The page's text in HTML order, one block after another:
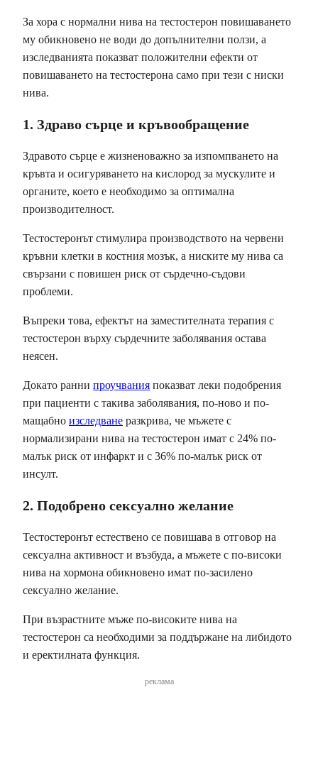
За хора с нормални нива на тестостерон повишаването
му обикновено не води до допълнителни ползи, а
изследванията показват положителни ефекти от
повишаването на тестостерона само при тези с ниски
нива.
1. Здраво сърце и кръвообращение
Здравото сърце е жизненоважно за изпомпването на
кръвта и осигуряването на кислород за мускулите и
органите, което е необходимо за оптимална
производителност.
Тестостеронът стимулира производството на червени
кръвни клетки в костния мозък, а ниските му нива са
свързани с повишен риск от сърдечно-съдови
проблеми.
Въпреки това, ефектът на заместителната терапия с
тестостерон върху сърдечните заболявания остава
неясен.
Докато ранни проучвания показват леки подобрения
при пациенти с такива заболявания, по-ново и по-
мащабно изследване разкрива, че мъжете с
нормализирани нива на тестостерон имат с 24% по-
малък риск от инфаркт и с 36% по-малък риск от
инсулт.
2. Подобрено сексуално желание
Тестостеронът естествено се повишава в отговор на
сексуална активност и възбуда, а мъжете с по-високи
нива на хормона обикновено имат по-засилено
сексуално желание.
При възрастните мъже по-високите нива на
тестостерон са необходими за поддържане на либидото
и еректилната функция.
реклама